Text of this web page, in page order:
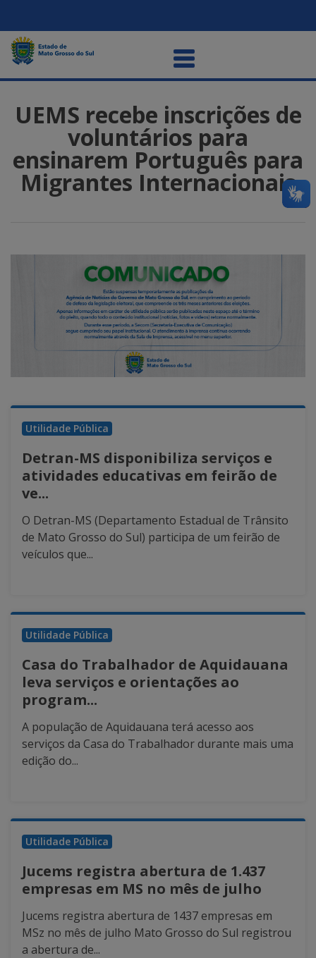
UEMS recebe inscrições de
voluntários para
ensinarem Português para
Migrantes Internacionais
Utilidade Pública
Detran-MS disponibiliza serviços e
atividades educativas em feirão de
ve...
O Detran-MS (Departamento Estadual de Trânsito
de Mato Grosso do Sul) participa de um feirão de
veículos que...
Utilidade Pública
Casa do Trabalhador de Aquidauana
leva serviços e orientações ao
program...
A população de Aquidauana terá acesso aos
serviços da Casa do Trabalhador durante mais uma
edição do...
Utilidade Pública
Jucems registra abertura de 1.437
empresas em MS no mês de julho
Jucems registra abertura de 1437 empresas em
MSz no mês de julho Mato Grosso do Sul registrou
a abertura de...